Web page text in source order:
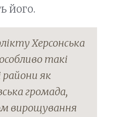
його.
Херсонська
такі
райони як
громада,
вирощування